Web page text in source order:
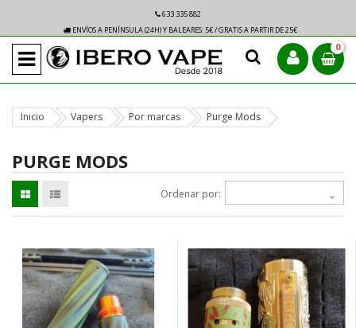
633 335 882
ENVÍOS A PENÍNSULA (24H) Y BALEARES: 5€ / GRATIS A PARTIR DE 25€
0
Inicio Vapers Por marcas Purge Mods
PURGE MODS
Ordenar por: 